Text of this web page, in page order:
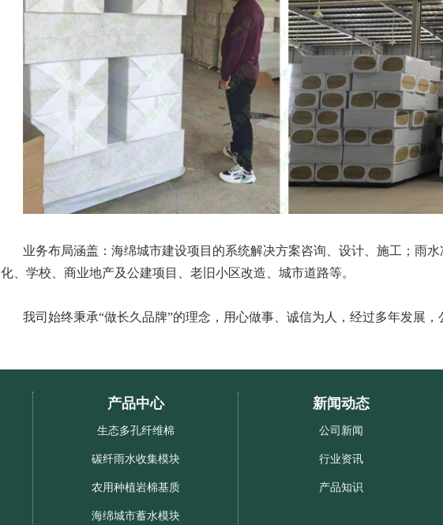
业务布局涵盖：海绵城市建设项目的系统解决方案咨询、设计、施工；雨
化、学校、商业地产及公建项目、老旧小区改造、城市道路等。
我司始终秉承“做长久品牌”的理念，用心做事、诚信为人，经过多年发展
产品中心
生态多孔纤维棉
碳纤雨水收集模块
农用种植岩棉基质
海绵城市蓄水模块
新闻动态
公司新闻
行业资讯
产品知识